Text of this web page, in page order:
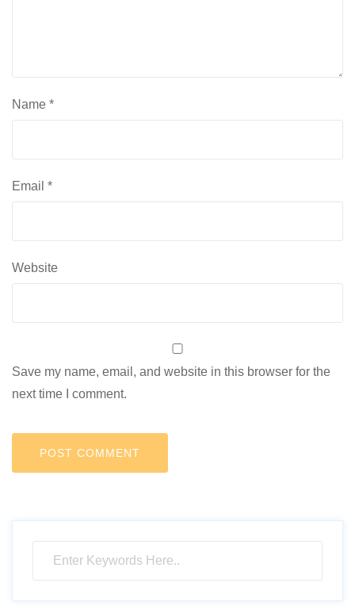
Name *
Email *
Website
Save my name, email, and website in this browser for the
next time I comment.